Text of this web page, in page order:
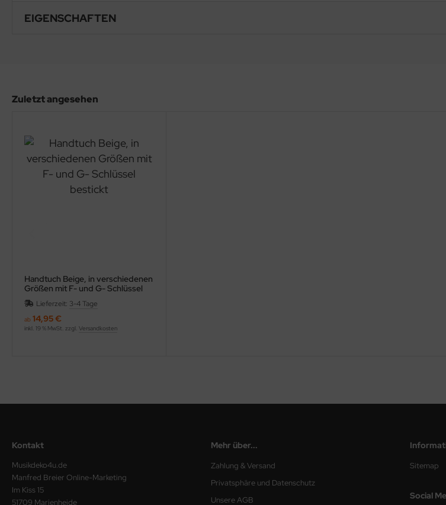
EIGENSCHAFTEN
Zuletzt angesehen
Handtuch Beige, in verschiedenen
Größen mit F- und G- Schlüssel
bestickt
Lieferzeit: 3-4 Tage
ab 14,95 €
inkl. 19 % MwSt. zzgl. Versandkosten
Kontakt
Musikdeko4u.de
Manfred Breier Online-Marketing
Im Kiss 15
51709 Marienheide
Mehr über...
Zahlung & Versand
Privatsphäre und Datenschutz
Unsere AGB
Sitemap
Social